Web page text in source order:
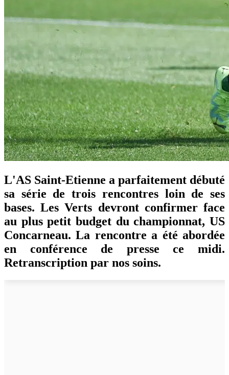
L'AS Saint-Etienne a parfaitement débuté
sa série de trois rencontres loin de ses
bases. Les Verts devront confirmer face
au plus petit budget du championnat, US
Concarneau. La rencontre a été abordée
en conférence de presse ce midi.
Retranscription par nos soins.